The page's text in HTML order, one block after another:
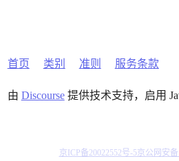
首页 类别 准则 服务条款
由 Discourse提供技术支持，启用
京ICP备20022552号-5京公网安备